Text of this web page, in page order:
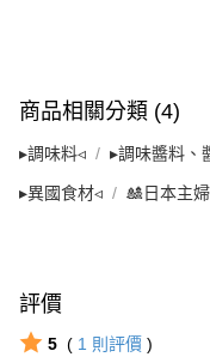
商品相關分類 (4)
▸調味料◃ ▸調味醬料、
▸異國食材◃ 🎎日本主
評價
5 ( 1 則評價 )